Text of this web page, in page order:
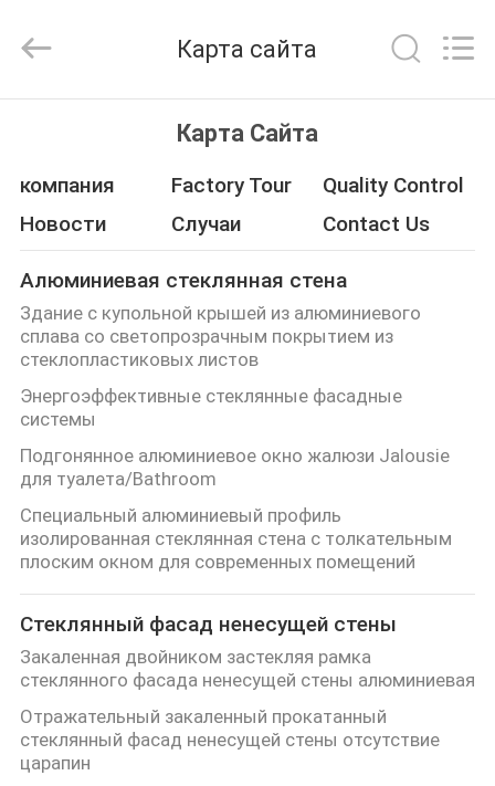
ПРОДУКТЫ
О
НАС
ПУТЕШЕСТВИЕ
ФАБРИКИ
ПРОВЕРКА
КАЧЕСТВА
СВЯЖИТЕСЬ
МЫ
НОВОСТИ
СЛУЧАИ
Buildings
Co.,Ltd..
Reserved.
Карта сайта
Карта Сайта
компания Factory Tour
Quality Control
Новости
Случаи Contact Us
Алюминиевая стеклянная стена
Здание с купольной крышей из алюминиевого
сплава со светопрозрачным покрытием из
стеклопластиковых листов
Энергоэффективные стеклянные фасадные
системы
Подгонянное алюминиевое окно жалюзи Jalousie
для туалета/Bathroom
Специальный алюминиевый профиль
изолированная стеклянная стена с толкательным
плоским окном для современных помещений
Стеклянный фасад ненесущей стены
Закаленная двойником застекляя рамка
стеклянного фасада ненесущей стены алюминиевая
Отражательный закаленный прокатанный
стеклянный фасад ненесущей стены отсутствие
царапин